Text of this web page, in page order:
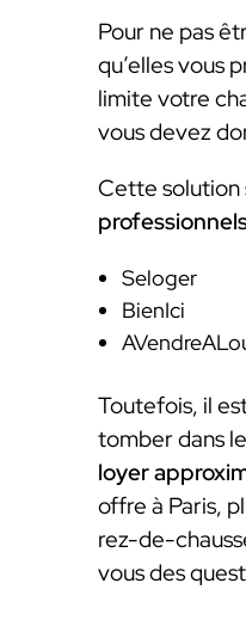
Pour ne pas
qu’elles vous
limite votre
vous devez
Cette solution
Seloger
BienIci
Toutefois, il
tomber dans
loyer
offre à Paris,
rez-de-
vous des